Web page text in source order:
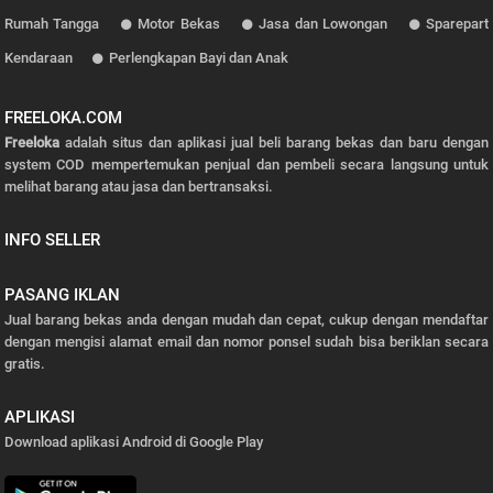
Rumah Tangga Motor Bekas Jasa dan Lowongan Sparepart
Kendaraan Perlengkapan Bayi dan Anak
FREELOKA.COM
Freelokaadalah situs dan aplikasi jual beli barang bekas dan baru dengan
system COD mempertemukan penjual dan pembeli secara langsung untuk
melihat barang atau jasa dan bertransaksi.
INFO SELLER
PASANG IKLAN
Jual barang bekas anda dengan mudah dan cepat, cukup dengan mendaftar
dengan mengisi alamat email dan nomor ponsel sudah bisa beriklan secara
gratis.
APLIKASI
Download aplikasi Android di Google Play